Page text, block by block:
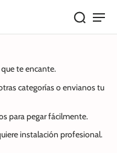
te encante.
categorías o envianos tu
para pegar fácilmente.
instalación profesional.